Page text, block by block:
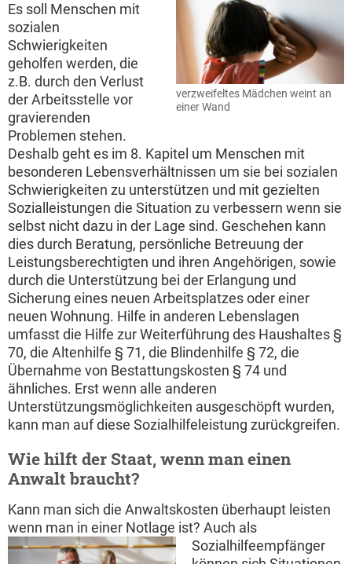
verzweifeltes Mädchen weint an
einer Wand
Es soll Menschen mit
sozialen
Schwierigkeiten
geholfen werden, die
z.B. durch den Verlust
der Arbeitsstelle vor
gravierenden
Problemen stehen.
Deshalb geht es im 8. Kapitel um Menschen mit
besonderen Lebensverhältnissen um sie bei sozialen
Schwierigkeiten zu unterstützen und mit gezielten
Sozialleistungen die Situation zu verbessern wenn sie
selbst nicht dazu in der Lage sind. Geschehen kann
dies durch Beratung, persönliche Betreuung der
Leistungsberechtigten und ihren Angehörigen, sowie
durch die Unterstützung bei der Erlangung und
Sicherung eines neuen Arbeitsplatzes oder einer
neuen Wohnung. Hilfe in anderen Lebenslagen
umfasst die Hilfe zur Weiterführung des Haushaltes §
70, die Altenhilfe § 71, die Blindenhilfe § 72, die
Übernahme von Bestattungskosten § 74 und
ähnliches. Erst wenn alle anderen
Unterstützungsmöglichkeiten ausgeschöpft wurden,
kann man auf diese Sozialhilfeleistung zurückgreifen.
Wie hilft der Staat, wenn man einen
Anwalt braucht?
Kann man sich die Anwaltskosten überhaupt leisten
wenn man in einer Notlage ist? Auch als
Sozialhilfeempfänger